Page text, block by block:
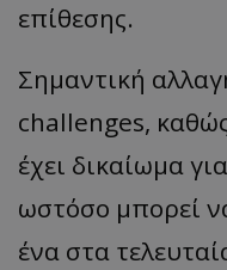
επίθεσης.
Σημαντική
challenges,
έχει δικαίωμα
ωστόσο μπορεί
ένα στα